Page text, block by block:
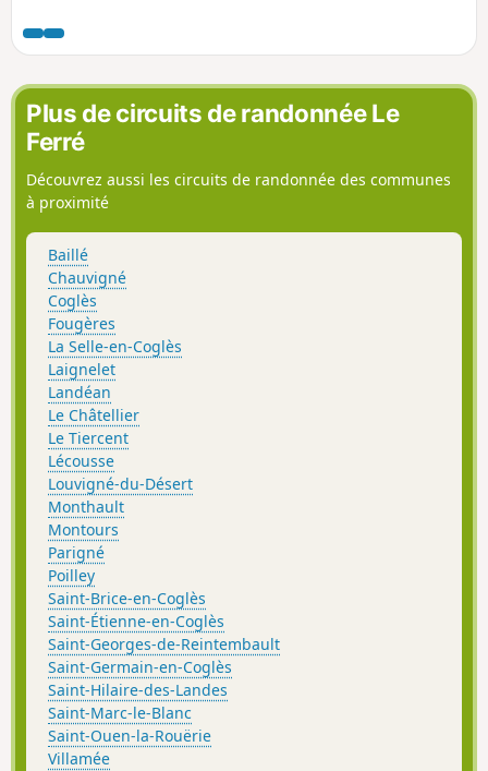
minime, le promeneur chemine sur des sentiers et chemins
entretenus.
Plus de circuits de randonnée Le
Ferré
Découvrez aussi les circuits de randonnée des communes
à proximité
Baillé
Chauvigné
Coglès
Fougères
La Selle-en-Coglès
Laignelet
Landéan
Le Châtellier
Le Tiercent
Lécousse
Louvigné-du-Désert
Monthault
Montours
Parigné
Poilley
Saint-Brice-en-Coglès
Saint-Étienne-en-Coglès
Saint-Georges-de-Reintembault
Saint-Germain-en-Coglès
Saint-Hilaire-des-Landes
Saint-Marc-le-Blanc
Saint-Ouen-la-Rouërie
Villamée